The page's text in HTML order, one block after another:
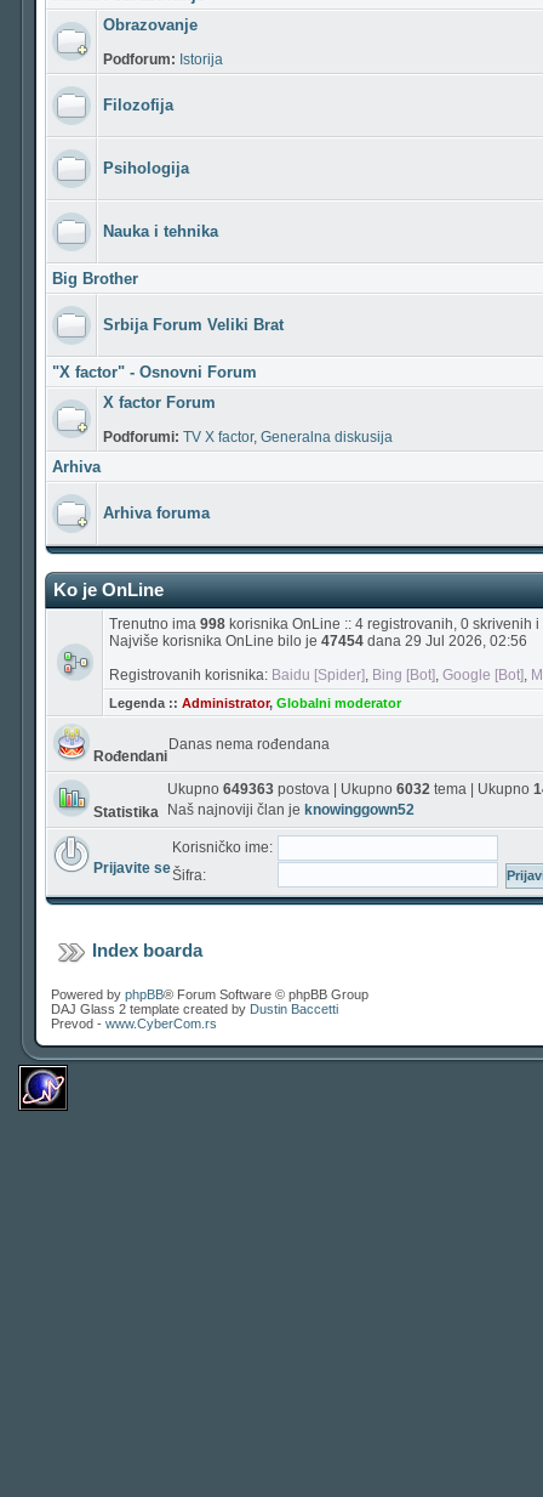
Obrazovanje
Podforum: Istorija
Filozofija
Psihologija
Nauka i tehnika
Big Brother
Srbija Forum Veliki Brat
"X factor" - Osnovni Forum
X factor Forum
Podforumi: TV X factor, Generalna diskusija
Arhiva
Arhiva foruma
Ko je OnLine
Trenutno ima 998 korisnika OnLine :: 4 registrovanih, 0
Najviše korisnika OnLine bilo je 47454 dana 29 Jul 2026, 02:56
Registrovanih korisnika: Baidu [Spider], Bing [Bot], Google [Bot],
Legenda :: Administrator, Globalni moderator
Rođendani
Danas nema rođendana
Statistika
Ukupno 649363 postova | Ukupno 6032 tema | Ukupno
Naš najnoviji član je knowinggown52
Prijavite se
Korisničko ime:
Šifra:
Index boarda
Powered by phpBB® Forum Software © phpBB Group
DAJ Glass 2 template created by Dustin Baccetti
Prevod - www.CyberCom.rs